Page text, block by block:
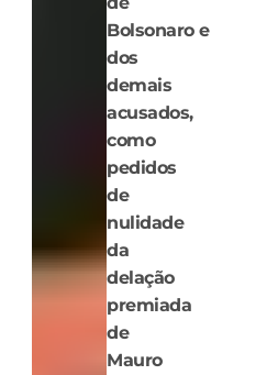
Bolsonaro e
dos
demais
acusados,
como
pedidos
de
nulidade
da
delação
premiada
de
Mauro